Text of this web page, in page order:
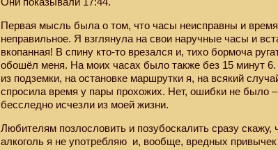
Первая мысль была о том, что часы неисправны и время
неправильное. Я взглянула на свои наручные часы и
вкопанная! В спину кто-то врезался и, тихо бормоча
обошёл меня. На моих часах было также без 15 минут
из подземки, на остановке маршрутки я, на всякий
спросила время у пары прохожих. Нет, ошибки не было
бесследно исчезли из моей жизни.
Любителям позлословить и позубоскалить сразу скажу,
алкоголь я не употребляю и, вообще, вредных